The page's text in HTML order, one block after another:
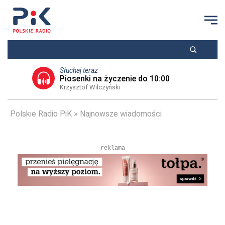
Słuchaj teraz
Piosenki na życzenie do 10:00
Krzysztof Wilczyński
Polskie Radio PiK Najnowsze wiadomości
reklama